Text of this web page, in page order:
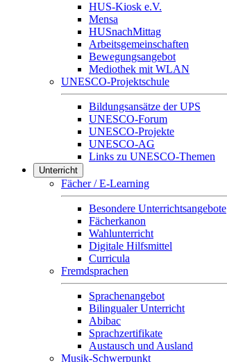
HUS-Kiosk e.V.
Mensa
HUSnachMittag
Arbeitsgemeinschaften
Bewegungsangebot
Mediothek mit WLAN
UNESCO-Projektschule
Bildungsansätze der UPS
UNESCO-Forum
UNESCO-Projekte
UNESCO-AG
Links zu UNESCO-Themen
Unterricht
Fächer / E-Learning
Besondere Unterrichtsangebote
Fächerkanon
Wahlunterricht
Digitale Hilfsmittel
Curricula
Fremdsprachen
Sprachenangebot
Bilingualer Unterricht
Abibac
Sprachzertifikate
Austausch und Ausland
Musik-Schwerpunkt